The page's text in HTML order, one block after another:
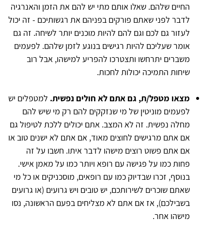
החיים שלהם. שאלו אותם מתי יש להם את הזמן והאנרגיה
לדבר לפני שאתם פורקים בפניהם את רגשותיכם - זה יכול
לעזור גם לכם וגם להם להיות מוכנים יותר לשיחה. זה גם
אומר שעליכם להיות רגישים בנוגע לזמן שלהם. לפעמים
משברים יתרחשו ותצטרכו להפריע למישהו, אבל רוב
שיחות התמיכה יכולות לחכות.
מצאו מטפל/ת, גם אתם לא חולים נפשית. למטפלים יש
לפעמים מוניטין של מי שנזקקים להם רק מי שיש להם
מחלה נפשית. זה לא המצב. אתם יכולים ללכת לטיפול גם
אם אתם מרגישים לחוצים מאוד, אם אתם לא ישנים טוב או
אם אתם פשוט רוצים מישהו לדבר איתו. חשבו על זה
פחות כמו על פגישה עם רופא ויותר כמו על מאמן אישי.
בנוסף, זכרו שבדיוק כמו עם רופאים, מוסכניקים או כל מי
שאתם שוכרים לשירותכם, יש טובים ויש גרועים (או גרועים
בשבילכם), אז אם אתם לא מצליחים בפעם הראשונה, נסו
מישהו אחר.